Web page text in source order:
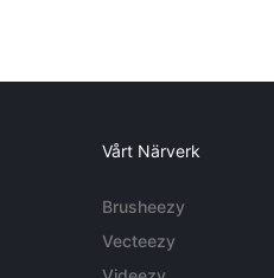
Vårt Närverk
Brusheezy
Vecteezy